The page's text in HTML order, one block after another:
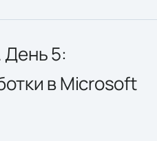
День 5:
в Microsoft